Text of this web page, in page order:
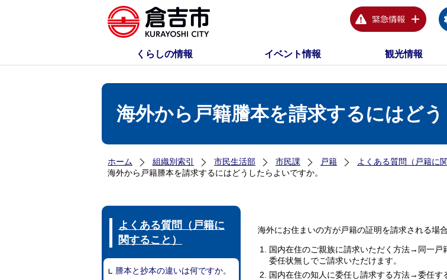
くらしの情報 イベント情報 観光情報
海外から戸籍謄本を請求するにはどう
ホーム 組織別索引 市民生活部 市民課 戸籍
よくある質問（戸籍に
海外から戸籍謄本を請求するにはどうしたらよいですか。
よくある質問（戸籍に
関すること）
謄本と抄本の違いは何ですか。
海外にお住まいの方が戸籍の証明を請求される場
国内在住のご親族に請求いただく方法→同一戸
委任状無しでご請求いただけます。
国内在住の知人に委任し請求する方法→委任す